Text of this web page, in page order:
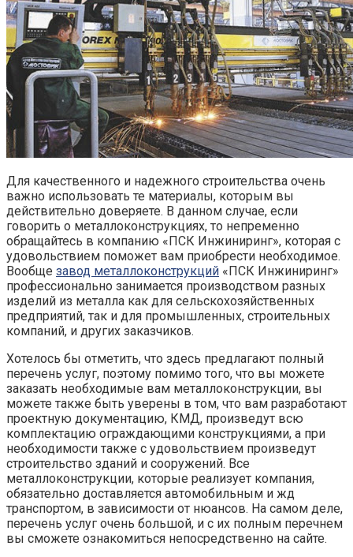
Для качественного и надежного строительства очень
важно использовать те материалы, которым вы
действительно доверяете. В данном случае, если
говорить о металлоконструкциях, то непременно
обращайтесь в компанию «ПСК Инжиниринг», которая с
удовольствием поможет вам приобрести необходимое.
Вообще завод металлоконструкций «ПСК Инжиниринг»
профессионально занимается производством разных
изделий из металла как для сельскохозяйственных
предприятий, так и для промышленных, строительных
компаний, и других заказчиков.
Хотелось бы отметить, что здесь предлагают полный
перечень услуг, поэтому помимо того, что вы можете
заказать необходимые вам металлоконструкции, вы
можете также быть уверены в том, что вам разработают
проектную документацию, КМД, произведут всю
комплектацию ограждающими конструкциями, а при
необходимости также с удовольствием произведут
строительство зданий и сооружений. Все
металлоконструкции, которые реализует компания,
обязательно доставляется автомобильным и жд
транспортом, в зависимости от нюансов. На самом деле,
перечень услуг очень большой, и с их полным перечнем
вы сможете ознакомиться непосредственно на сайте.